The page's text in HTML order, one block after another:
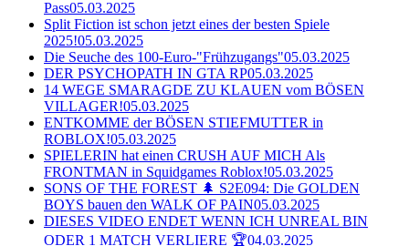
Pass05.03.2025
Split Fiction ist schon jetzt eines der besten Spiele
2025!05.03.2025
Die Seuche des 100-Euro-"Frühzugangs"05.03.2025
DER PSYCHOPATH IN GTA RP05.03.2025
14 WEGE SMARAGDE ZU KLAUEN vom BÖSEN
VILLAGER!05.03.2025
ENTKOMME der BÖSEN STIEFMUTTER in
ROBLOX!05.03.2025
SPIELERIN hat einen CRUSH AUF MICH Als
FRONTMAN in Squidgames Roblox!05.03.2025
SONS OF THE FOREST 🌲 S2E094: Die GOLDEN
BOYS bauen den WALK OF PAIN05.03.2025
DIESES VIDEO ENDET WENN ICH UNREAL BIN
ODER 1 MATCH VERLIERE 🏆04.03.2025